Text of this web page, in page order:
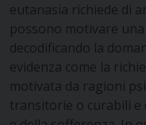
eutanasia richiede di
possono motivare
decodificando la
evidenza come la
motivata da ragioni
transitorie o curabili e